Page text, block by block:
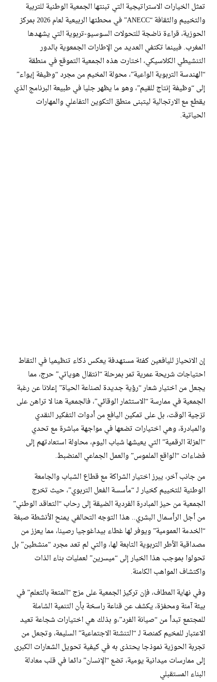
تمثل الخيارات الاستراتيجية التي تبنتها الجمعية الوطنية للتربية
والتخييم والثقافة “ANECC” في محطتها الربيعية لعام 2026 بمركز
الحوزية، قراءة ناضجة للتحولات السوسيو-تربوية التي يشهدها
المغرب. فبينما تكتفي العديد من الإطارات الجمعوية بالدور
التنشيطي الكلاسيكي، اختارت هذه الجمعية التموقع في منطقة
“الهندسة التربوية الواعية”، محولة المخيم من مجرد “وظيفة إيواء”
إلى “وظيفة إنتاج للقيم”، وهو ما يظهر جليا في طبيعة البرنامج الذي
يقطع مع الارتجالية ليتبنى منطق التكوين التفاعلي والمهارات
الحياتية.
إن الانحياز لليافعين كفئة مستهدفة يعكس ذكاء تنظيميا في التقاط
احتياجات شريحة عمرية تمر بمرحلة “انتقال هوياتي” حرج، مما
يجعل من اختيار شعار “رؤية جديدة لصناعة الحياة” إعلانا عن رغبة
الجمعية في ممارسة “الاستثمار الوقائي”، فالجمعية هنا لا تراهن على
تزجية الوقت، بل على تمكين اليافع من أدوات التفكير النقدي
والمبادرة، وهي اختيارات تضعها في مواجهة مباشرة مع تحدي
“العزلة الرقمية” التي يعيشها شباب اليوم، محاولة استعادتهم إلى
فضاءات “الواقع الملموس” والعمل الجماعي المنضبط.
​من جانب آخر، يبرز اختيار الشراكة مع قطاع الشباب والجامعة
الوطنية للتخييم كخيار لـ “مأسسة الفعل التربوي”، حيث تخرج
الجمعية من حيز المبادرة الفردية الضيقة إلى رحاب “التعاقد الوطني”
من أجل الرأسمال البشري.. هذا التوجه التحالفي يمنح الأنشطة صبغة
“الخدمة العمومية” ويوفر لها غطاء بيداغوجيا رصينا، مما يعزز من
مصداقية الأطر التربوية التابعة لها، والتي لم تعد مجرد “منشطين” بل
تحولوا بموجب هذا الخيار إلى “ميسرين” لعمليات بناء الذات
واكتشاف المواهب الكامنة.
​وفي نهاية المطاف، فإن تركيز الجمعية على مزج “المتعة بالتعلم” في
بيئة آمنة ومحفزة، يكشف عن قناعة راسخة بأن التنمية الشاملة
للمجتمع تبدأ من “صيانة الفرد”،و بذلك هي اختيارات شجاعة تعيد
الاعتبار للمخيم كمنصة لـ “التنشئة الاجتماعية” السليمة، وتجعل من
تجربة الحوزية نموذجا يحتذى به في كيفية تحويل الشعارات الكبرى
إلى ممارسات ميدانية يومية، تضع “الإنسان” دائما في قلب معادلة
البناء المستقبلي